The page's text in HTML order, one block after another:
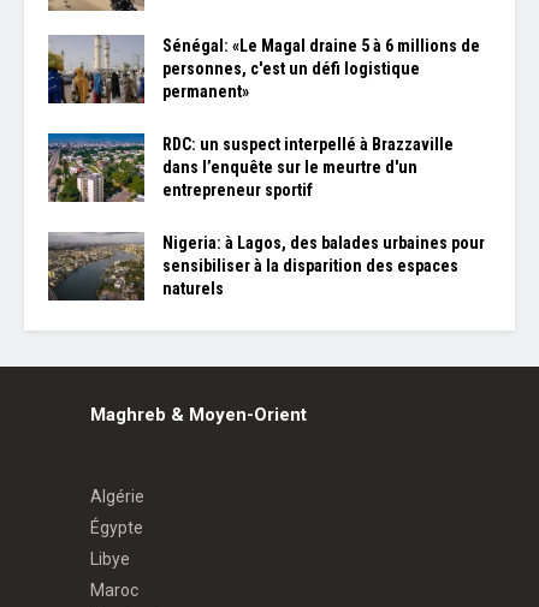
Sénégal: «Le Magal draine 5 à 6 millions de
personnes, c'est un défi logistique
permanent»
RDC: un suspect interpellé à Brazzaville
dans l’enquête sur le meurtre d'un
entrepreneur sportif
Nigeria: à Lagos, des balades urbaines pour
sensibiliser à la disparition des espaces
naturels
Maghreb & Moyen-Orient
Algérie
Égypte
Libye
Maroc